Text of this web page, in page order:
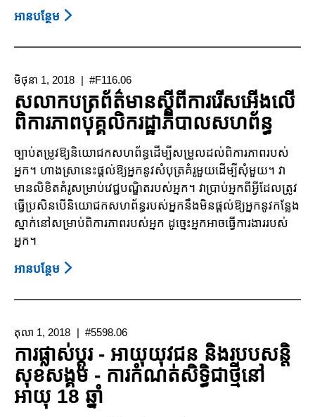
មូលដ្ឋាន
អាន​បន្ថែម About
ទទួល
បច្ចេកវិជ្ជា
ជំនួយ
តាមរយៈ
និយោជក
មិថុនា 1, 2018 #F116.06
សលាកបត្រព័ត៌មានស្តីពីការរើសអើងលើ
ពិការភាពបុគ្គលិករដ្ឋាភិបាលសហព័ន្ធ
ច្បាប់តម្រូវឱ្យនិយោជកសហព័ន្ធដើម្បីសម្រួលដល់ពិការភាពរបស់
អ្នក។ ហាងស្រានេះផ្តល់ឱ្យអ្នកនូវសំបុត្រគំរូមួយដើម្បីសុំមួយ។ វា
មានលិខិតគំរូសម្រាប់វេជ្ជបណ្ឌិតរបស់អ្នក។ វាប្រាប់អ្នកពីអ្វីដែលត្រូវ
ធ្វើប្រសិនបើនិយោជកសហព័ន្ធរបស់អ្នកនឹងមិនផ្តល់ឱ្យអ្នកនូវកន្លែង
ស្នាក់នៅសម្រាប់ពិការភាពរបស់អ្នក ដូច្នេះអ្នកអាចធ្វើការងាររបស់
អ្នក។
អាន​បន្ថែម About
ព័ត៌មាន
ការ
រើសអើងលើ
ពិការ
ភាព
បុគ្គលិក
តុលា 1, 2018 #5598.06
ការផ្លាស់ប្តូរ - អាយុយុវជន និងរបបសន្តិ
សុខសង្គម - ការកំណត់សិទ្ធិជាថ្មីនៅ
អាយុ 18 ឆ្នាំ